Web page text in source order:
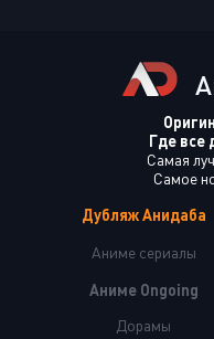
Где все
Самая
Самое
Дубляж Анидаба
Аниме сериалы
Аниме Ongoing
Дорамы